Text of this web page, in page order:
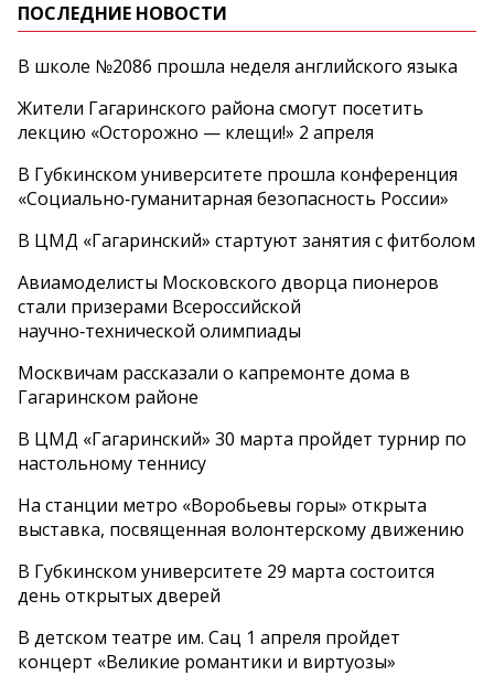
ПОСЛЕДНИЕ НОВОСТИ
В школе №2086 прошла неделя английского языка
Жители Гагаринского района смогут посетить
лекцию «Осторожно — клещи!» 2 апреля
В Губкинском университете прошла конференция
«Социально‑гуманитарная безопасность России»
В ЦМД «Гагаринский» стартуют занятия с фитболом
Авиамоделисты Московского дворца пионеров
стали призерами Всероссийской
научно‑технической олимпиады
Москвичам рассказали о капремонте дома в
Гагаринском районе
В ЦМД «Гагаринский» 30 марта пройдет турнир по
настольному теннису
На станции метро «Воробьевы горы» открыта
выставка, посвященная волонтерскому движению
В Губкинском университете 29 марта состоится
день открытых дверей
В детском театре им. Сац 1 апреля пройдет
концерт «Великие романтики и виртуозы»